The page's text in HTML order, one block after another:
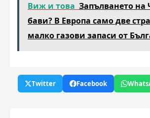
Виж и това Запълването на
бави? В Европа само две
малко газови запаси от
Twitter Facebook